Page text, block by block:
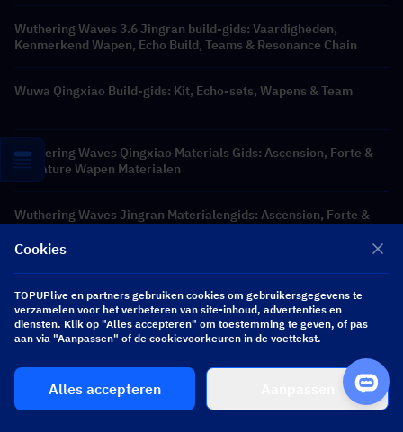
Wuthering Waves 3.6 Jingran build-gids: Vaardigheden,
Kenmerkend Wapen, Echo Build, Teams & Resonance Chain
Wuwa Qingxiao Build-gids: Kit, Echo-sets, Wapens & Team
Wuthering Waves Qingxiao Materials Gids: Ascension, Forte &
Signature Wapen Materialen
Wuthering Waves Jingran Materialengids: Ascension, Forte &
Honkai: Star Rail Versie 4.5 Banner Leaks: Robin SP
(Robin Summeretto) & Aventurine SP (Aventurine
Waveflair)
Honkai Star Rail 4.3 Leaks: SP Blade Kit & Banners
Cookies
TOPUPlive en partners gebruiken cookies om gebruikersgegevens te
verzamelen voor het verbeteren van site-inhoud, advertenties en
diensten. Klik op "Alles accepteren" om toestemming te geven, of pas
aan via "Aanpassen" of de cookievoorkeuren in de voettekst.
Alles accepteren